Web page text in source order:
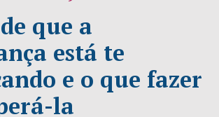
que a
está te
e o que fazer
la